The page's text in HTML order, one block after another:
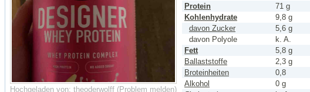
Hochgeladen von: theoderwolff (Problem melden)
Protein
71 g
Kohlenhydrate
9,8 g
davon Zucker
5,6 g
davon Polyole
k. A.
Fett
5,8 g
Ballaststoffe
2,3 g
Broteinheiten
0,8
Alkohol
0 g